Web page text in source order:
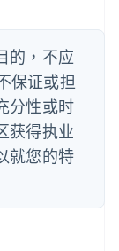
的，不应
保证或担
分性或时
获得执业
就您的特